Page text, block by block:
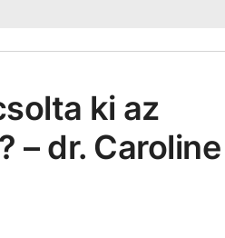
ki az
– dr. Caroline